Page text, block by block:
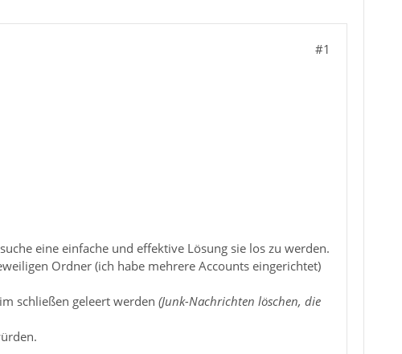
#1
eine einfache und effektive Lösung sie los zu werden.
Ordner (ich habe mehrere Accounts eingerichtet)
schließen geleert werden (Junk-Nachrichten löschen, die